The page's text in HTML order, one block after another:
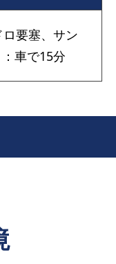
要塞、サン
車で15分